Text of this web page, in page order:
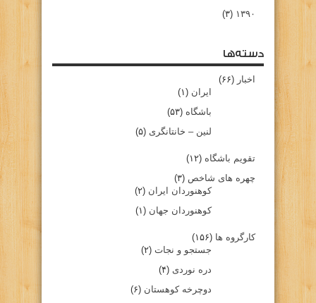
۱۳۹۰ (۳)
دسته‌ها
اخبار (۶۶)
ایران (۱)
باشگاه (۵۳)
لنین – خانتانگری (۵)
تقویم باشگاه (۱۲)
چهره های شاخص (۳)
کوهنوردان ایران (۲)
کوهنوردان جهان (۱)
کارگروه ها (۱۵۶)
جستجو و نجات (۲)
دره نوردی (۴)
دوچرخه کوهستان (۶)